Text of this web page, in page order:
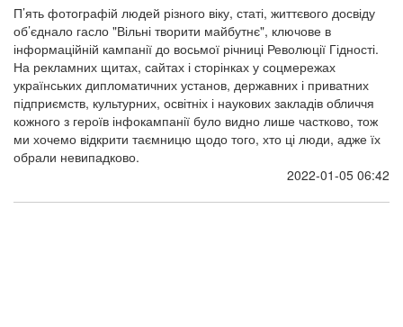
П’ять фотографій людей різного віку, статі, життєвого досвіду
об’єднало гасло "Вільні творити майбутнє", ключове в
інформаційній кампанії до восьмої річниці Революції Гідності.
На рекламних щитах, сайтах і сторінках у соцмережах
українських дипломатичних установ, державних і приватних
підприємств, культурних, освітніх і наукових закладів обличчя
кожного з героїв інфокампанії було видно лише частково, тож
ми хочемо відкрити таємницю щодо того, хто ці люди, адже їх
обрали невипадково.
2022-01-05 06:42